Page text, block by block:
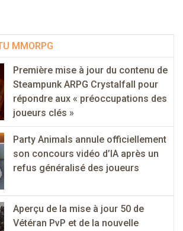
MMORPG
Première mise à jour du contenu de
Steampunk ARPG Crystalfall pour
répondre aux « préoccupations des
joueurs clés »
Party Animals annule officiellement
son concours vidéo d’IA après un
refus généralisé des joueurs
Aperçu de la mise à jour 50 de
Vétéran PvP et de la nouvelle